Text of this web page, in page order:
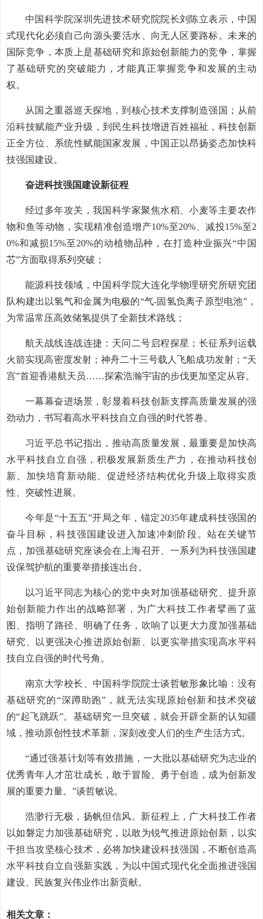
中国科学院深圳先进技术研究院院长刘陈立表示，中国
式现代化必须自己向源头要活水、向无人区要路标。未来的
国际竞争，本质上是基础研究和原始创新能力的竞争，掌握
了基础研究的突破能力，才能真正掌握竞争和发展的主动
权。
从国之重器巡天探地，到核心技术支撑制造强国；从前
沿科技赋能产业升级，到民生科技增进百姓福祉，科技创新
正全方位、系统性赋能国家发展，中国正以昂扬姿态加快科
技强国建设。
奋进科技强国建设新征程
经过多年攻关，我国科学家聚焦水稻、小麦等主要农作
物和鱼等动物，实现精准创造增产10%至20%、减投15%至2
0%和减损15%至20%的动植物品种，在打造种业振兴“中国
芯”方面取得系列突破；
能源科技领域，中国科学院大连化学物理研究所研究团
队构建出以氢气和金属为电极的“气-固氢负离子原型电池”，
为常温常压高效储氢提供了全新技术路线；
航天战线连战连捷：天问二号启程探星；长征系列运载
火箭实现高密度发射；神舟二十三号载人飞船成功发射；“天
宫”首迎香港航天员……探索浩瀚宇宙的步伐更加坚定从容。
一幕幕奋进场景，彰显着科技创新支撑高质量发展的强
劲动力，书写着高水平科技自立自强的时代答卷。
习近平总书记指出，推动高质量发展，最重要是加快高
水平科技自立自强，积极发展新质生产力，在推动科技创
新、加快培育新动能、促进经济结构优化升级上取得实质
性、突破性进展。
今年是“十五五”开局之年，锚定2035年建成科技强国的
奋斗目标，科技强国建设进入加速冲刺阶段。站在关键节
点，加强基础研究座谈会在上海召开、一系列为科技强国建
设保驾护航的重要举措接连出台。
以习近平同志为核心的党中央对加强基础研究、提升原
始创新能力作出的战略部署，为广大科技工作者擘画了蓝
图、指明了路径、明确了任务，吹响了以更大力度加强基础
研究、以更强决心推进原始创新、以更实举措实现高水平科
技自立自强的时代号角。
南京大学校长、中国科学院院士谈哲敏形象比喻：没有
基础研究的“深蹲助跑”，就无法实现原始创新和技术突破
的“起飞跳跃”。基础研究一旦突破，就会开辟全新的认知疆
域，推动原创性技术革新，深刻改变人们的生产生活方式。
“通过强基计划等有效措施，一大批以基础研究为志业的
优秀青年人才茁壮成长，敢于冒险、勇于创造，成为创新发
展的重要力量。”谈哲敏说。
浩渺行无极，扬帆但信风。新征程上，广大科技工作者
以如磐定力加强基础研究，以敢为锐气推进原始创新，以实
干担当攻坚核心技术，必将加快建设科技强国，不断创造高
水平科技自立自强新实践，为以中国式现代化全面推进强国
建设、民族复兴伟业作出新贡献。
相关文章：